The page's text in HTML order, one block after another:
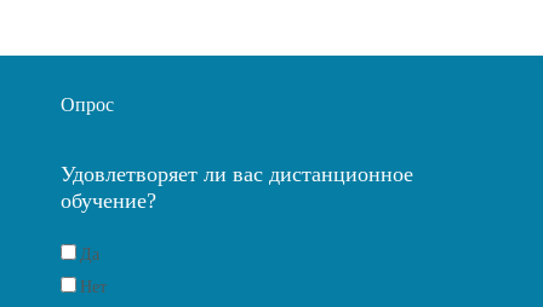
Опрос
Удовлетворяет ли вас дистанционное
обучение?
Да
Нет